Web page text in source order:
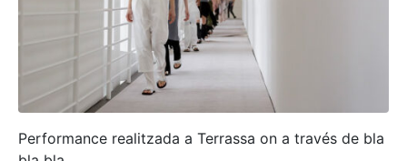
Performance realitzada a Terrassa on a través de bla